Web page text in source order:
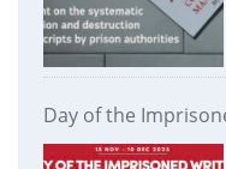
Day of the